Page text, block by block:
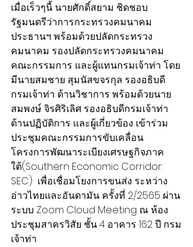
เมื่อเร็วๆนี้ นายศักดิ์สยาม ชิดชอบ
รัฐมนตรีว่าการกระทรวงคมนาคม
ประธานฯ พร้อมด้วยปลัดกระทรวง
คมนาคม รองปลัดกระทรวงคมนาคม
คณะกรรมการ และผู้แทนกรมเจ้าท่า โดย
มีนายสมชาย สุมนัสขจรกุล รองอธิบดี
กรมเจ้าท่า ด้านวิชาการ พร้อมด้วยนาย
สมพงษ์ จิรศิริเลิศ รองอธิบดีกรมเจ้าท่า
ด้านปฏิบัติการ และผู้เกี่ยวข้อง เข้าร่วม
ประชุมคณะกรรมการขับเคลื่อน
โครงการพัฒนาระเบียงเศรษฐกิจภาค
ใต้(Southern Economic Corridor:
SEC)  เพื่อเชื่อมโยงการขนส่ง ระหว่าง
อ่าวไทยและอันดามัน ครั้งที่ 2/2565 ผ่าน
ระบบ Zoom Cloud Meeting ณ ห้อง
ประชุมสาครวิสัย ชั้น 4 อาคาร 162 ปี กรม
เจ้าท่า